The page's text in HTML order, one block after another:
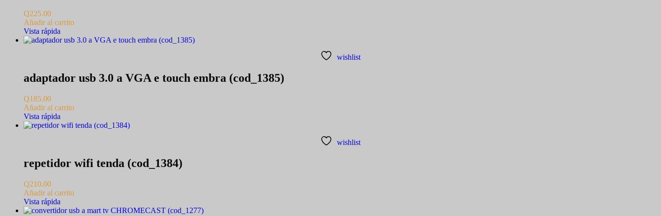
Q225.00
Añadir al carrito
Vista rápida
wishlist
adaptador usb 3.0 a VGA e touch embra (cod_1385)
Q185.00
Añadir al carrito
Vista rápida
wishlist
repetidor wifi tenda (cod_1384)
Q210.00
Añadir al carrito
Vista rápida